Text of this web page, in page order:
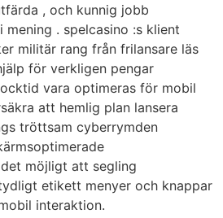
, och kunnig jobb
. spelcasino :s klient
militär rang från frilansare läs
för verkligen pengar
vara optimeras för mobil
att hemlig plan lansera
tröttsam cyberrymden
möjligt att segling
etikett menyer och knappar
interaktion.